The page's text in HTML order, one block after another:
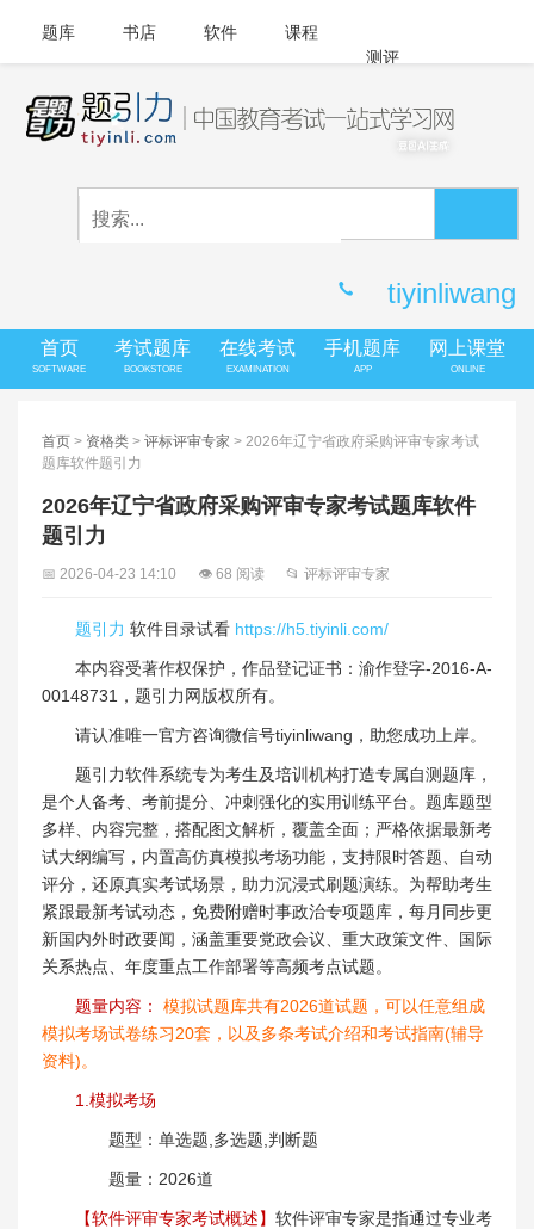
题库 书店 软件
课程
测评
APP下载
tiyinliwang
首页
SOFTWARE
考试题库
BOOKSTORE
在线考试
EXAMINATION
手机题库
APP
网上课堂
ONLINE
首页 > 资格类 > 评标评审专家 > 2026年辽宁省政府采购评审专家考试
题库软件题引力
2026年辽宁省政府采购评审专家考试题库软件
题引力
📅 2026-04-23 14:10 👁 68 阅读 📂 评标评审专家
题引力 软件目录试看 https://h5.tiyinli.com/
本内容受著作权保护，作品登记证书：渝作登字-2016-A-
00148731，题引力网版权所有。
请认准唯一官方咨询微信号tiyinliwang，助您成功上岸。
题引力软件系统专为考生及培训机构打造专属自测题库，
是个人备考、考前提分、冲刺强化的实用训练平台。题库题型
多样、内容完整，搭配图文解析，覆盖全面；严格依据最新考
试大纲编写，内置高仿真模拟考场功能，支持限时答题、自动
评分，还原真实考试场景，助力沉浸式刷题演练。为帮助考生
紧跟最新考试动态，免费附赠时事政治专项题库，每月同步更
新国内外时政要闻，涵盖重要党政会议、重大政策文件、国际
关系热点、年度重点工作部署等高频考点试题。
题量内容： 模拟试题库共有2026道试题，可以任意组成
模拟考场试卷练习20套，以及多条考试介绍和考试指南(辅导
资料)。
1.模拟考场
题型：单选题,多选题,判断题
题量：2026道
【软件评审专家考试概述】 软件评审专家是指通过专业考